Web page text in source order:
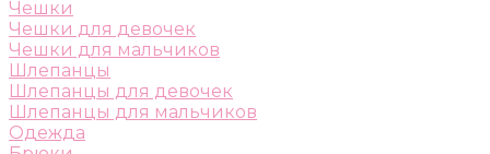
Чешки
Чешки для девочек
Чешки для мальчиков
Шлепанцы
Шлепанцы для девочек
Шлепанцы для мальчиков
Одежда